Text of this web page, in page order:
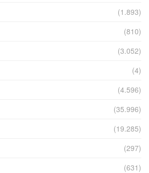
(1.893)
(810)
(3.052)
(4)
(4.596)
(35.996)
(19.285)
(297)
(631)